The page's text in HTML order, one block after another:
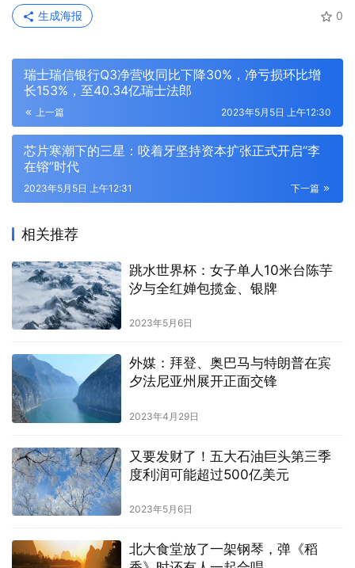
0
生成海报
瑞士瑞信银行Q3净营收同比下降30%，净亏损环比增
长153%，至40.34亿瑞士法郎
上一篇 2023年5月5日 上午12:30
芯片寒潮下的三星：咬着牙坚持资本扩张正式开启“李
在镕”时代
下一篇
2023年5月5日 上午12:31
相关推荐
跳水世界杯：女子单人10米台陈芋
汐与全红婵包揽金、银牌
2023年5月6日
外媒：拜登、奥巴马与特朗普在宾
夕法尼亚州展开正面交锋
2023年4月29日
又要发财了！五大石油巨头第三季
度利润可能超过500亿美元
2023年5月6日
北大食堂放了一架钢琴，弹《稻